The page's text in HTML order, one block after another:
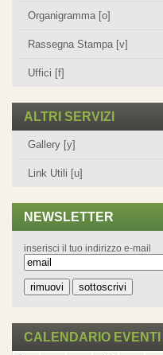
Organigramma [o]
Rassegna Stampa [v]
Uffici [f]
ALTRI SERVIZI
Gallery [y]
Link Utili [u]
NEWSLETTER
inserisci il tuo indirizzo e-mail
CALENDARIO EVENTI